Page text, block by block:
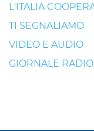
L'ITALIA
TI SEGNALIAMO
VIDEO E AUDIO
GIORNALE RADIO